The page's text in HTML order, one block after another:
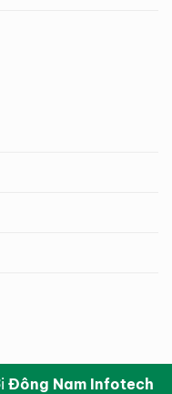
Đông Nam Infotech